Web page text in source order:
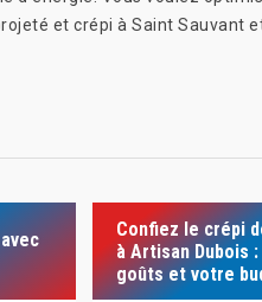
et crépi à Saint Sauvant
Confiez le crépi
à Artisan Dubois
goûts et votre